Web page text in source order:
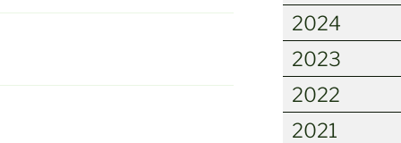
2024
2023
2022
2021